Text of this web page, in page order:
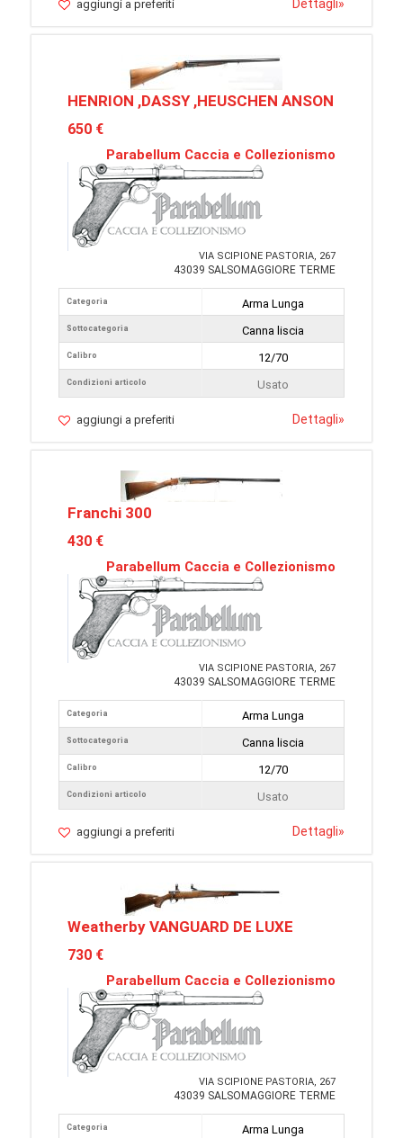
aggiungi a preferiti Dettagli»
HENRION ,DASSY ,HEUSCHEN ANSON
650 €
Parabellum Caccia e Collezionismo
VIA SCIPIONE PASTORIA, 267
43039 SALSOMAGGIORE TERME
Categoria
Sottocategoria
Calibro
Condizioni articolo
Arma Lunga
Canna liscia
12/70
Usato
aggiungi a preferiti Dettagli»
Franchi 300
430 €
Parabellum Caccia e Collezionismo
VIA SCIPIONE PASTORIA, 267
43039 SALSOMAGGIORE TERME
Categoria
Sottocategoria
Calibro
Condizioni articolo
Arma Lunga
Canna liscia
12/70
Usato
aggiungi a preferiti Dettagli»
Weatherby VANGUARD DE LUXE
730 €
Parabellum Caccia e Collezionismo
VIA SCIPIONE PASTORIA, 267
43039 SALSOMAGGIORE TERME
Categoria
Arma Lunga